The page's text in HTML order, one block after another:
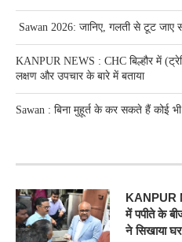
Sawan 2026: जानिए, गलती से टूट जाए
KANPUR NEWS : CHC बिल्हौर में
लक्षण और उपचार के बारे में बताया
Sawan : बिना मुहूर्त के कर सकते हैं कोई
KANPUR
में पपीते के
ने सिखाया